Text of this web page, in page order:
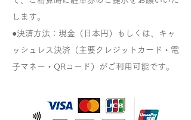
します。
●決済方法：現金（日本円）もしくは、キャ
ッシュレス決済（主要クレジットカード・電
子マネー・QRコード）がご利用可能です。